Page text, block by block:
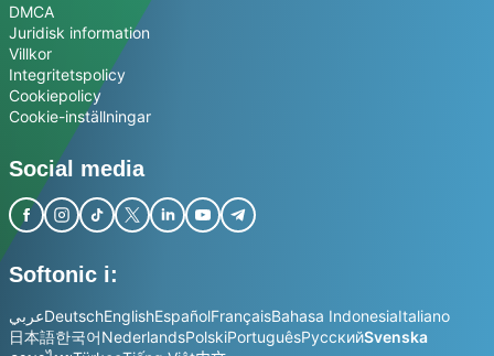
DMCA
Juridisk information
Villkor
Integritetspolicy
Cookiepolicy
Cookie-inställningar
Social media
Softonic i:
عربيDeutschEnglishEspañolFrançaisBahasa IndonesiaItaliano
日本語한국어NederlandsPolskiPortuguêsРусскийSvenska